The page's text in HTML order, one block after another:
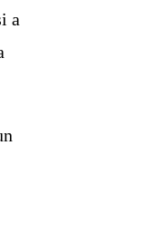
a